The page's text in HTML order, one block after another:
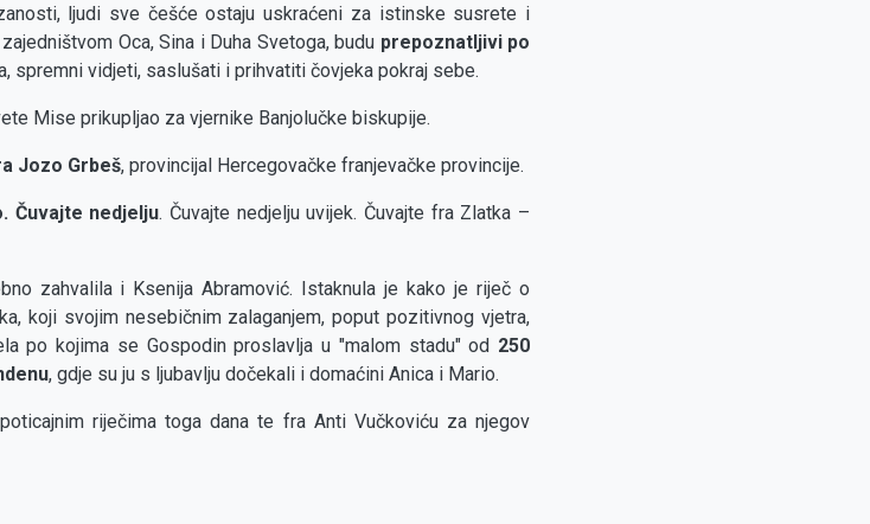
ljudi sve češće ostaju uskraćeni za istinske susrete i
Oca, Sina i Duha Svetoga, budu prepoznatljivi po
spremni vidjeti, saslušati i prihvatiti čovjeka pokraj sebe.
Mise prikupljao za vjernike Banjolučke biskupije.
Jozo Grbeš, provincijal Hercegovačke franjevačke provincije.
Čuvajte nedjelju. Čuvajte nedjelju uvijek. Čuvajte fra Zlatka –
zahvalila i Ksenija Abramović. Istaknula je kako je riječ o
koji svojim nesebičnim zalaganjem, poput pozitivnog vjetra,
po kojima se Gospodin proslavlja u "malom stadu" od 250
, gdje su ju s ljubavlju dočekali i domaćini Anica i Mario.
riječima toga dana te fra Anti Vučkoviću za njegov